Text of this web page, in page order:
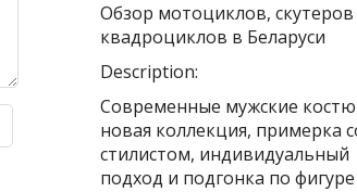
Обзор мотоциклов, скутеров
квадроциклов в Беларуси
Description:
Современные мужские
новая коллекция, примерка
стилистом, индивидуальный
подход и подгонка по фигуре